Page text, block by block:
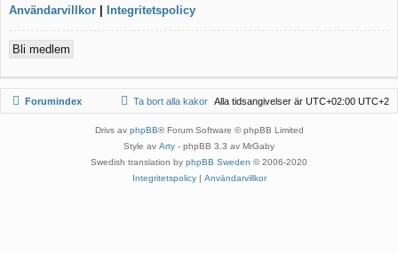
Användarvillkor | Integritetspolicy
Bli medlem
Forumindex Alla tidsangivelser är UTC+02:00 UTC+2
Ta bort alla kakor
Drivs av phpBB® Forum Software © phpBB Limited
Style av Arty - phpBB 3.3 av MrGaby
Swedish translation by phpBB Sweden © 2006-2020
Integritetspolicy| Användarvillkor